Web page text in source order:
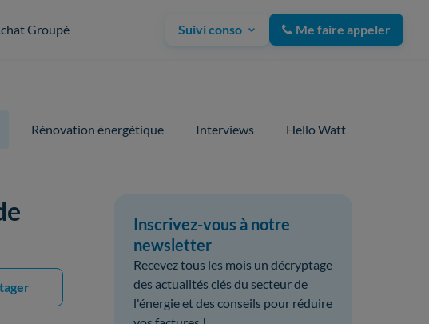
Groupé Suivi conso Me faire appeler
Rénovation énergétique Interviews Hello Watt
Inscrivez-vous à notre
newsletter
Recevez tous les mois un décryptage
des actualités clés du secteur de
l'énergie et des conseils pour réduire